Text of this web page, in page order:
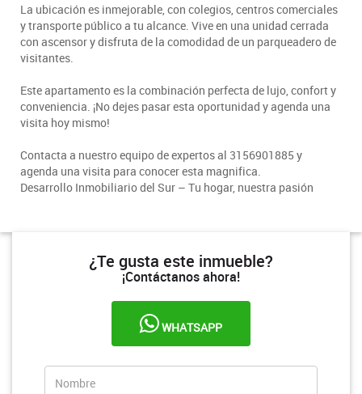
La ubicación es inmejorable, con colegios, centros comerciales
y transporte público a tu alcance. Vive en una unidad cerrada
con ascensor y disfruta de la comodidad de un parqueadero de
visitantes.
Este apartamento es la combinación perfecta de lujo, confort y
conveniencia. ¡No dejes pasar esta oportunidad y agenda una
visita hoy mismo!
Contacta a nuestro equipo de expertos al 3156901885 y
agenda una visita para conocer esta magnifica.
Desarrollo Inmobiliario del Sur – Tu hogar, nuestra pasión
¿Te gusta este inmueble?
¡Contáctanos ahora!
WHATSAPP